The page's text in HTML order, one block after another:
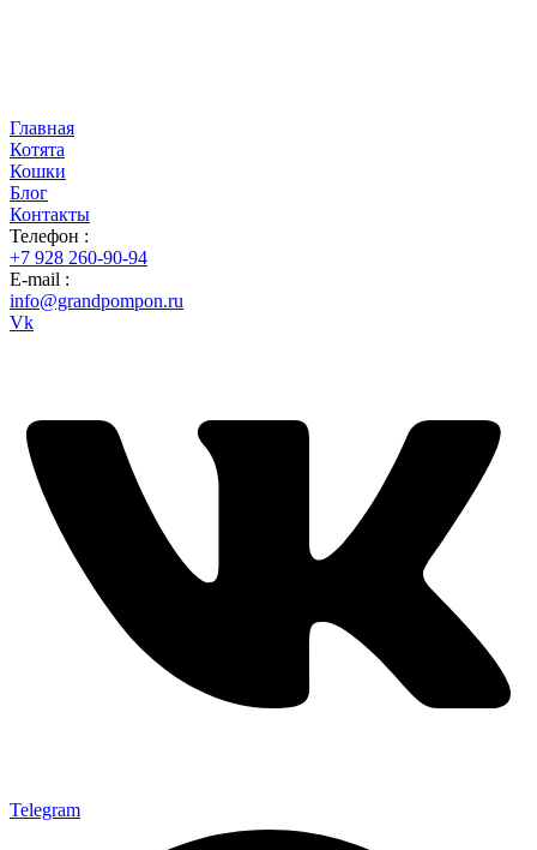
Главная
Котята
Кошки
Блог
Контакты
Телефон :
+7 928 260-90-94
E-mail :
info@grandpompon.ru
Vk
Telegram